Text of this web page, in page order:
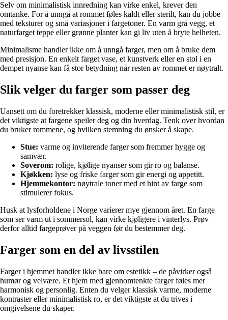
Selv om minimalistisk innredning kan virke enkel, krever den
omtanke. For å unngå at rommet føles kaldt eller sterilt, kan du jobbe
med teksturer og små variasjoner i fargetoner. En varm grå vegg, et
naturfarget teppe eller grønne planter kan gi liv uten å bryte helheten.
Minimalisme handler ikke om å unngå farger, men om å bruke dem
med presisjon. En enkelt farget vase, et kunstverk eller en stol i en
dempet nyanse kan få stor betydning når resten av rommet er nøytralt.
Slik velger du farger som passer deg
Uansett om du foretrekker klassisk, moderne eller minimalistisk stil, er
det viktigste at fargene speiler deg og din hverdag. Tenk over hvordan
du bruker rommene, og hvilken stemning du ønsker å skape.
Stue: varme og inviterende farger som fremmer hygge og
samvær.
Soverom: rolige, kjølige nyanser som gir ro og balanse.
Kjøkken: lyse og friske farger som gir energi og appetitt.
Hjemmekontor: nøytrale toner med et hint av farge som
stimulerer fokus.
Husk at lysforholdene i Norge varierer mye gjennom året. En farge
som ser varm ut i sommersol, kan virke kjøligere i vinterlys. Prøv
derfor alltid fargeprøver på veggen før du bestemmer deg.
Farger som en del av livsstilen
Farger i hjemmet handler ikke bare om estetikk – de påvirker også
humør og velvære. Et hjem med gjennomtenkte farger føles mer
harmonisk og personlig. Enten du velger klassisk varme, moderne
kontraster eller minimalistisk ro, er det viktigste at du trives i
omgivelsene du skaper.